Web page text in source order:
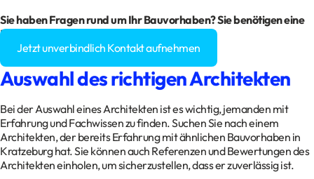
Sie haben Fragen rund um Ihr Bauvorhaben? Sie benötigen eine
Baugenehmigung?
Jetzt unverbindlich Kontakt aufnehmen
Auswahl des richtigen Architekten
Bei der Auswahl eines Architekten ist es wichtig, jemanden mit
Erfahrung und Fachwissen zu finden. Suchen Sie nach einem
Architekten, der bereits Erfahrung mit ähnlichen Bauvorhaben in
Kratzeburg hat. Sie können auch Referenzen und Bewertungen des
Architekten einholen, um sicherzustellen, dass er zuverlässig ist.